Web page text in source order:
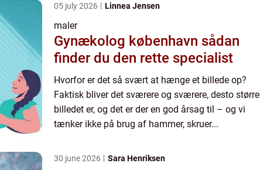
05 july 2026 Linnea Jensen
maler
Gynækolog københavn sådan
finder du den rette specialist
Hvorfor er det så svært at hænge et billede op?
Faktisk bliver det sværere og sværere, desto større
billedet er, og det er der en god årsag til – og vi
tænker ikke på brug af hammer, skruer...
30 june 2026 Sara Henriksen